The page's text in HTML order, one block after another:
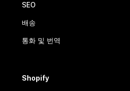
SEO
배송
통화 및 번역
Shopify